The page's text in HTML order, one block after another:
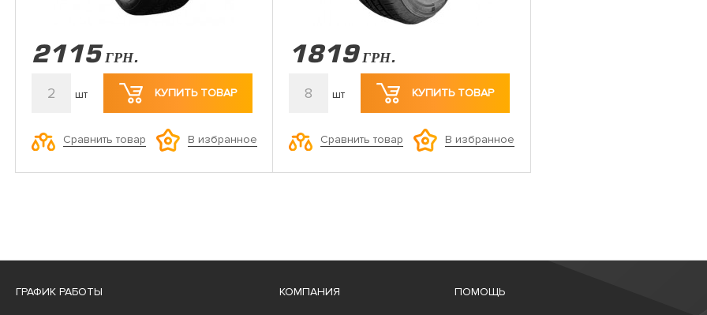
2115 ГРН.
2 шт КУПИТЬ ТОВАР
Сравнить товар В избранное
1819 ГРН.
8 шт КУПИТЬ ТОВАР
Сравнить товар В избранное
ГРАФИК РАБОТЫ КОМПАНИЯ ПОМОЩЬ